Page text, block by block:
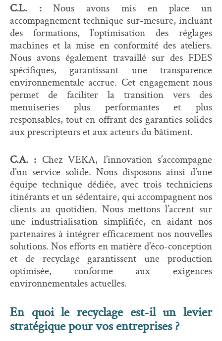
C.L. :Nous avons mis en place un
accompagnement technique sur-mesure, incluant
des formations, l’optimisation des réglages
machines et la mise en conformité des ateliers.
Nous avons également travaillé sur des FDES
spécifiques, garantissant une transparence
environnementale accrue. Cet engagement nous
permet de faciliter la transition vers des
menuiseries plus performantes et plus
responsables, tout en offrant des garanties solides
aux prescripteurs et aux acteurs du bâtiment.
C.A. : Chez VEKA, l’innovation s’accompagne
d’un service solide. Nous disposons ainsi d’une
équipe technique dédiée, avec trois techniciens
itinérants et un sédentaire, qui accompagnent nos
clients au quotidien. Nous mettons l’accent sur
une industrialisation simplifiée, en aidant nos
partenaires à intégrer efficacement nos nouvelles
solutions. Nos efforts en matière d’éco-conception
et de recyclage garantissent une production
optimisée, conforme aux exigences
environnementales actuelles.
En quoi le recyclage est-il un levier
stratégique pour vos entreprises ?